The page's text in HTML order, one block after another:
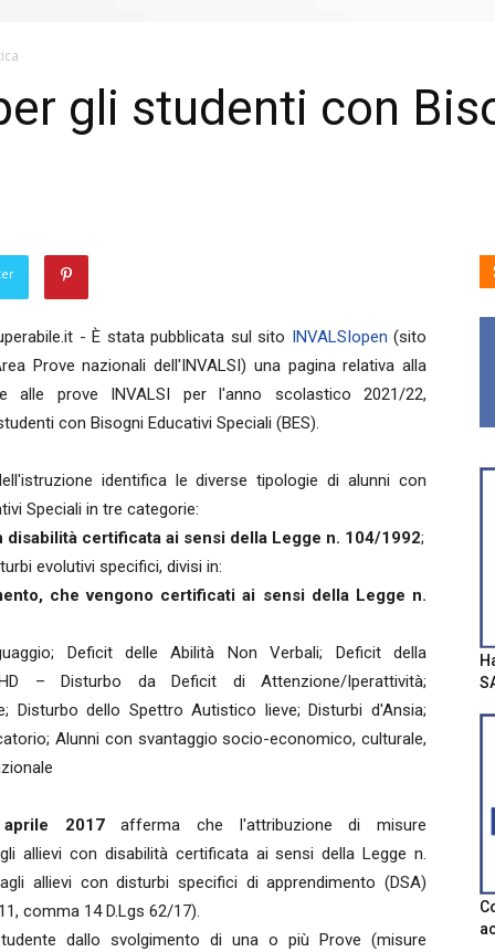
gli studenti con
- È stata pubblicata sul sito INVALSIopen (sito
Prove nazionali dell'INVALSI) una pagina relativa alla
alle prove INVALSI per l'anno scolastico 2021/22,
con Bisogni Educativi Speciali (BES).
identifica le diverse tipologie di alunni con
Speciali in tre categorie:
disabilità certificata ai sensi della Legge n. 104/1992;
evolutivi specifici, divisi in:
che vengono certificati ai sensi della Legge n.
Deficit delle Abilità Non Verbali; Deficit della
– Disturbo da Deficit di Attenzione/Iperattività;
Disturbo dello Spettro Autistico lieve; Disturbi d'Ansia;
Alunni con svantaggio socio-economico, culturale,
2017afferma che l'attribuzione di misure
allievi con disabilità certificata ai sensi della Legge n.
allievi con disturbi specifici di apprendimento (DSA)
comma 14 D.Lgs 62/17).
dallo svolgimento di una o più Prove (misure